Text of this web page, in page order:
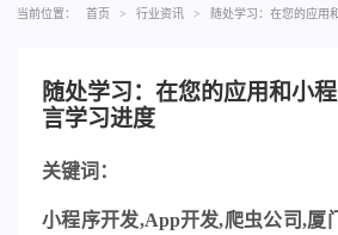
当前位置： 首页 > 行业资讯 > 随处学习：在您的应用
随处学习：在您的应用和小
言学习进度
关键词：
小程序开发,App开发,爬虫公司,厦